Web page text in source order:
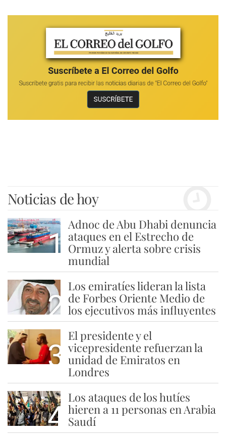
Noticias de hoy
1
Adnoc de Abu Dhabi denuncia
ataques en el Estrecho de
Ormuz y alerta sobre crisis
mundial
2
Los emiratíes lideran la lista
de Forbes Oriente Medio de
los ejecutivos más influyentes
3
El presidente y el
vicepresidente refuerzan la
unidad de Emiratos en
Londres
4
Los ataques de los hutíes
hieren a 11 personas en Arabia
Saudí